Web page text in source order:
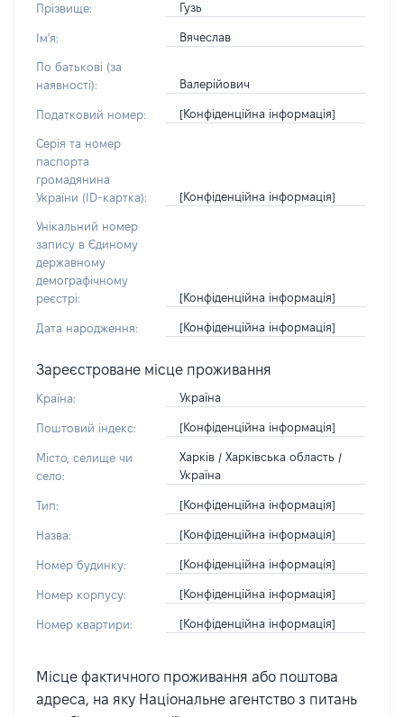
Прізвище: Гузь
Ім'я: Вячеслав
По батькові (за
наявності):
Валерійович
Податковий номер: [Конфіденційна інформація]
Серія та номер
паспорта
громадянина
України (ID-картка):
[Конфіденційна інформація]
Унікальний номер
запису в Єдиному
державному
демографічному
реєстрі:
[Конфіденційна інформація]
Дата народження: [Конфіденційна інформація]
Зареєстроване місце проживання
Країна: Україна
Поштовий індекс: [Конфіденційна інформація]
Місто, селище чи
село:
Харків / Харківська область /
Україна
Тип: [Конфіденційна інформація]
Назва: [Конфіденційна інформація]
Номер будинку: [Конфіденційна інформація]
Номер корпусу: [Конфіденційна інформація]
Номер квартири: [Конфіденційна інформація]
Місце фактичного проживання або поштова
адреса, на яку Національне агентство з питань